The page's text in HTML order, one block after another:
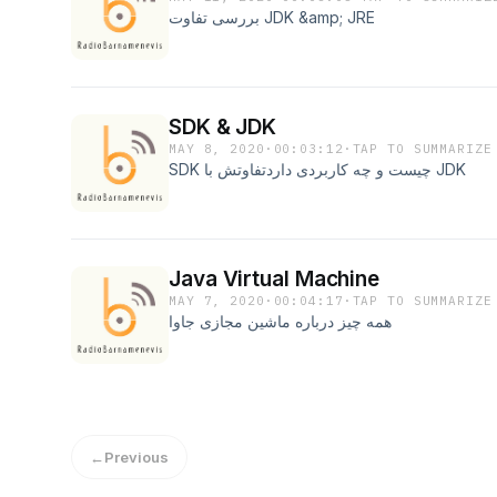
بررسی تفاوت JDK &amp; JRE
SDK & JDK
MAY 8, 2020 · 00:03:12 · TAP TO SUMMARIZE
SDK چیست و چه کاربردی داردتفاوتش با JDK
Java Virtual Machine
MAY 7, 2020 · 00:04:17 · TAP TO SUMMARIZE
همه چیز درباره ماشین مجازی جاوا
←Previous